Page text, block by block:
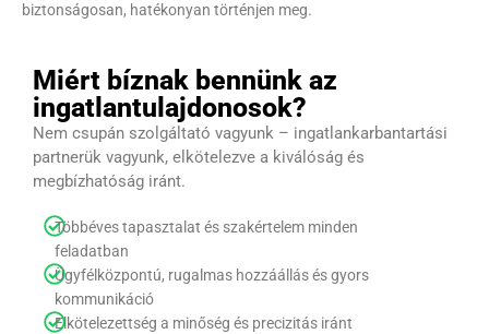
biztonságosan, hatékonyan történjen meg.
Miért bíznak bennünk az
ingatlantulajdonosok?
Nem csupán szolgáltató vagyunk – ingatlankarbantartási
partnerük vagyunk, elkötelezve a kiválóság és
megbízhatóság iránt.
Többéves tapasztalat és szakértelem minden
feladatban
Ügyfélközpontú, rugalmas hozzáállás és gyors
kommunikáció
Elkötelezettség a minőség és precizitás iránt